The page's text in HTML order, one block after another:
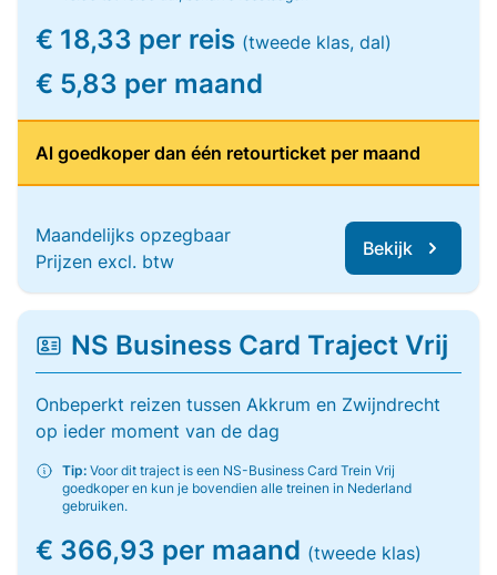
€ 18,33 per reis (tweede klas, dal)
€ 5,83 per maand
Al goedkoper dan één retourticket per maand
Maandelijks opzegbaar
Prijzen excl. btw
Bekijk
NS Business Card Traject Vrij
Onbeperkt reizen tussen Akkrum en Zwijndrecht
op ieder moment van de dag
Tip: Voor dit traject is een NS-Business Card Trein Vrij
goedkoper en kun je bovendien alle treinen in Nederland
gebruiken.
€ 366,93 per maand (tweede klas)